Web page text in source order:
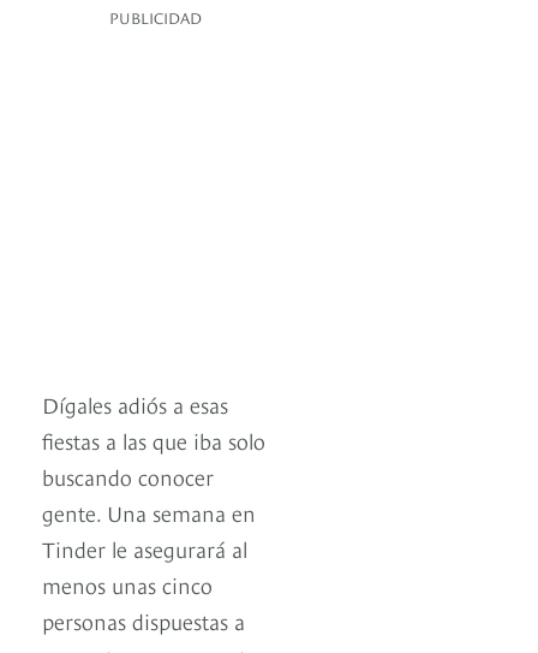
PUBLICIDAD
Dígales adiós a esas
fiestas a las que iba solo
buscando conocer
gente. Una semana en
Tinder le asegurará al
menos unas cinco
personas dispuestas a